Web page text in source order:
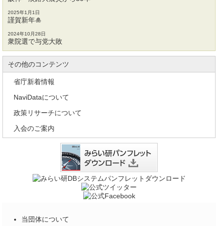
2025年1月1日
謹賀新年🎍
2024年10月28日
衆院選で与党大敗
その他のコンテンツ
省庁新着情報
NaviDataについて
政策リサーチについて
入会のご案内
当団体について